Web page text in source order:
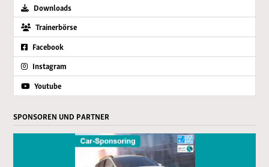
Downloads
Trainerbörse
Facebook
Instagram
Youtube
SPONSOREN UND PARTNER